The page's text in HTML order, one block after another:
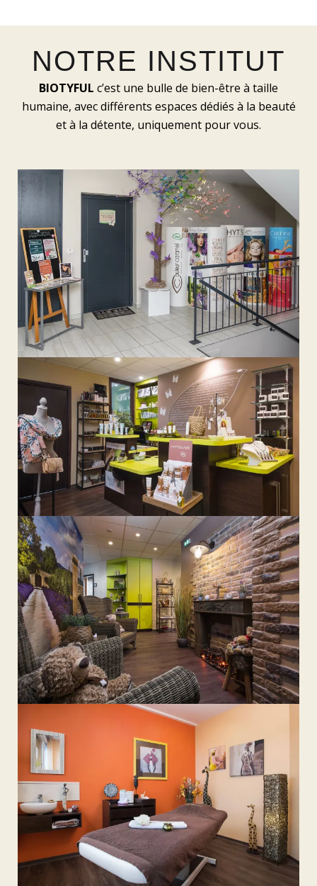
NOTRE INSTITUT
BIOTYFUL c’est une bulle de bien-être à taille
humaine, avec différents espaces dédiés à la beauté
et à la détente, uniquement pour vous.